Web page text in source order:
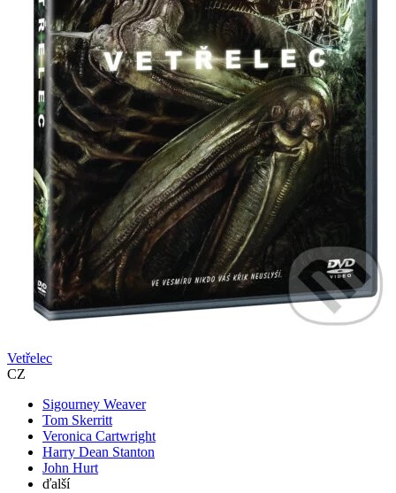
Vetřelec
CZ
Sigourney Weaver
Tom Skerritt
Veronica Cartwright
Harry Dean Stanton
John Hurt
ďalší